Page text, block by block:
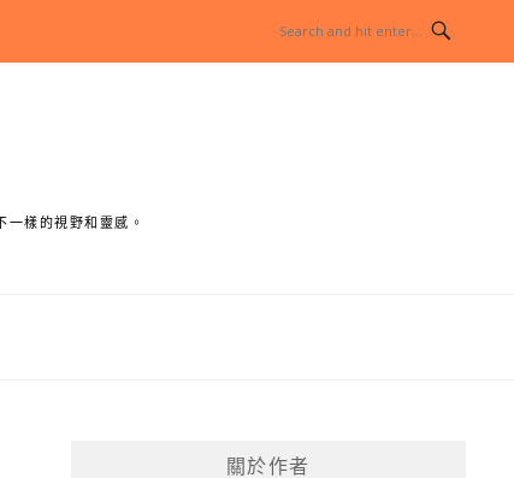
樣的視野和靈感。
關於作者